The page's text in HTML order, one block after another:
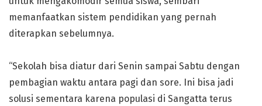
memanfaatkan sistem pendidikan yang pernah
diterapkan sebelumnya.
“Sekolah bisa diatur dari Senin sampai Sabtu dengan
pembagian waktu antara pagi dan sore. Ini bisa jadi
solusi sementara karena populasi di Sangatta terus